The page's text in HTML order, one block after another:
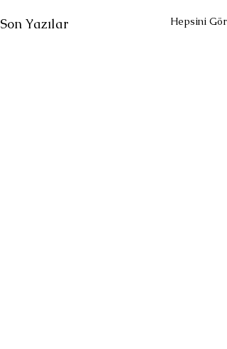
Son Yazılar Hepsini Gör